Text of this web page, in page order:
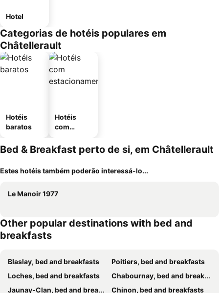
Hotel
Categorias de hotéis populares em
Châtellerault
Hotéis
baratos
Hotéis
com
mento
Bed & Breakfast perto de si, em Châtellerault
Estes hotéis também poderão interessá-lo...
Le Manoir 1977
Other popular destinations with bed and
breakfasts
Blaslay, bed and breakfasts
Poitiers, bed and breakfasts
Loches, bed and breakfasts
Chabournay, bed and breakfasts
Jaunay-Clan, bed and breakfasts
Chinon, bed and breakfasts